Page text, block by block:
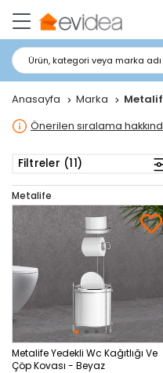
Ürün, kategori veya marka adı
Anasayfa Marka
Önerilen sıralama
Filtreler (11)
Metalife
Metalife Yedekli Wc Kağıtlığı Ve
Çöp Kovası - Beyaz